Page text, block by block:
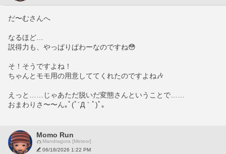
だ〜むさんへ
なるほど…
説得力も、やっぱりぱわーなのですね😳
そ！そうですよね！
ちゃんとモモ用の用意しててくれたのですよね🎶
えっと……じゃあただ脱いだ変態さんということで……
おまわりさ〜〜ん｡ﾟ(ﾟ´Д｀ﾟ)ﾟ｡
Momo Run
Mandragora [Meteor]
06/18/2026 1:22 PM